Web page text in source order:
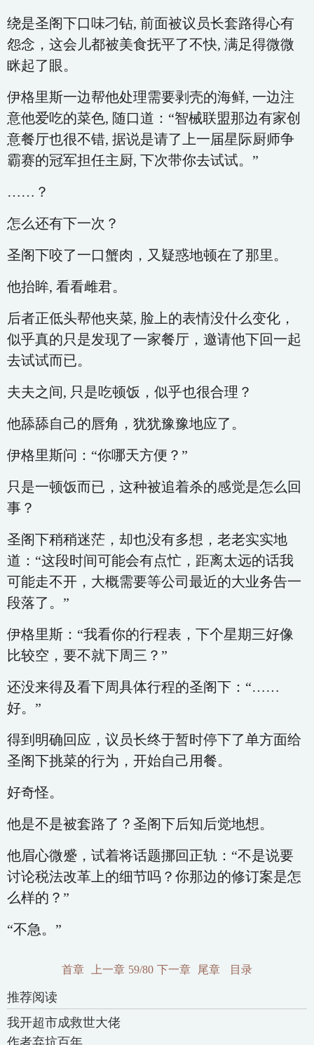
绕是圣阁下口味刁钻, 前面被议员长套路得心有
怨念，这会儿都被美食抚平了不快, 满足得微微
眯起了眼。
伊格里斯一边帮他处理需要剥壳的海鲜, 一边注
意他爱吃的菜色, 随口道：“智械联盟那边有家创
意餐厅也很不错, 据说是请了上一届星际厨师争
霸赛的冠军担任主厨, 下次带你去试试。”
……？
怎么还有下一次？
圣阁下咬了一口蟹肉，又疑惑地顿在了那里。
他抬眸, 看看雌君。
后者正低头帮他夹菜, 脸上的表情没什么变化，
似乎真的只是发现了一家餐厅，邀请他下回一起
去试试而已。
夫夫之间, 只是吃顿饭，似乎也很合理？
他舔舔自己的唇角，犹犹豫豫地应了。
伊格里斯问：“你哪天方便？”
只是一顿饭而已，这种被追着杀的感觉是怎么回
事？
圣阁下稍稍迷茫，却也没有多想，老老实实地
道：“这段时间可能会有点忙，距离太远的话我
可能走不开，大概需要等公司最近的大业务告一
段落了。”
伊格里斯：“我看你的行程表，下个星期三好像
比较空，要不就下周三？”
还没来得及看下周具体行程的圣阁下：“……
好。”
得到明确回应，议员长终于暂时停下了单方面给
圣阁下挑菜的行为，开始自己用餐。
好奇怪。
他是不是被套路了？圣阁下后知后觉地想。
他眉心微蹙，试着将话题挪回正轨：“不是说要
讨论税法改革上的细节吗？你那边的修订案是怎
么样的？”
“不急。”
首章 上一章 59/80 下一章 尾章 目录
推荐阅读
我开超市成救世大佬
作者弃坑百年